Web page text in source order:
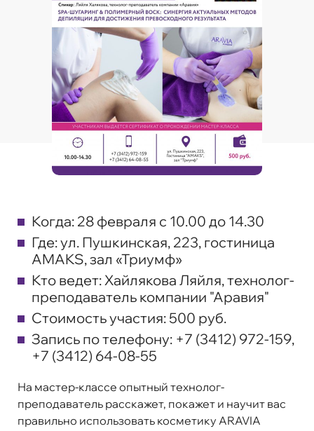
Когда: 28 февраля с 10.00 до 14.30
Где:ул. Пушкинская, 223, гостиница
AMAKS, зал «Триумф»
Кто ведет: Хайлякова Ляйля, технолог-
преподаватель компании "Аравия"
Стоимость участия: 500 руб.
Запись по телефону: +7 (3412) 972-159,
+7 (3412) 64-08-55
На мастер-классе опытный технолог-
преподаватель расскажет, покажет и научит вас
правильно использовать косметику ARAVIA